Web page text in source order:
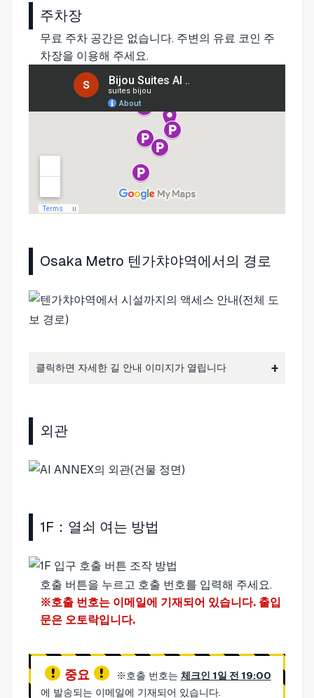
주차장
무료 주차 공간은 없습니다. 주변의 유료 코인 주
차장을 이용해 주세요.
Osaka Metro 텐가챠야역에서의 경로
클릭하면 자세한 길 안내 이미지가 열립니다
외관
1F：열쇠 여는 방법
호출 버튼을 누르고 호출 번호를 입력해 주세요.
※호출 번호는 이메일에 기재되어 있습니다. 출입
문은 오토락입니다.
중요 ※호출 번호는 체크인 1일 전 19:00
에 발송되는 이메일에 기재되어 있습니다.